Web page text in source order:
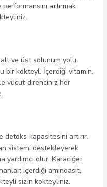
artırmak
alt ve üst solunum yolu
bir kokteyl. İçerdiği vitamin,
vücut direnciniz her
detoks kapasitesini artırır.
sistemi destekleyerek
yardımcı olur. Karaciğer
içerdiği aminoasit,
sizin kokteyliniz.